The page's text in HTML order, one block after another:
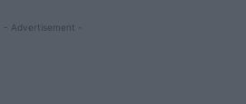
- Advertisement -